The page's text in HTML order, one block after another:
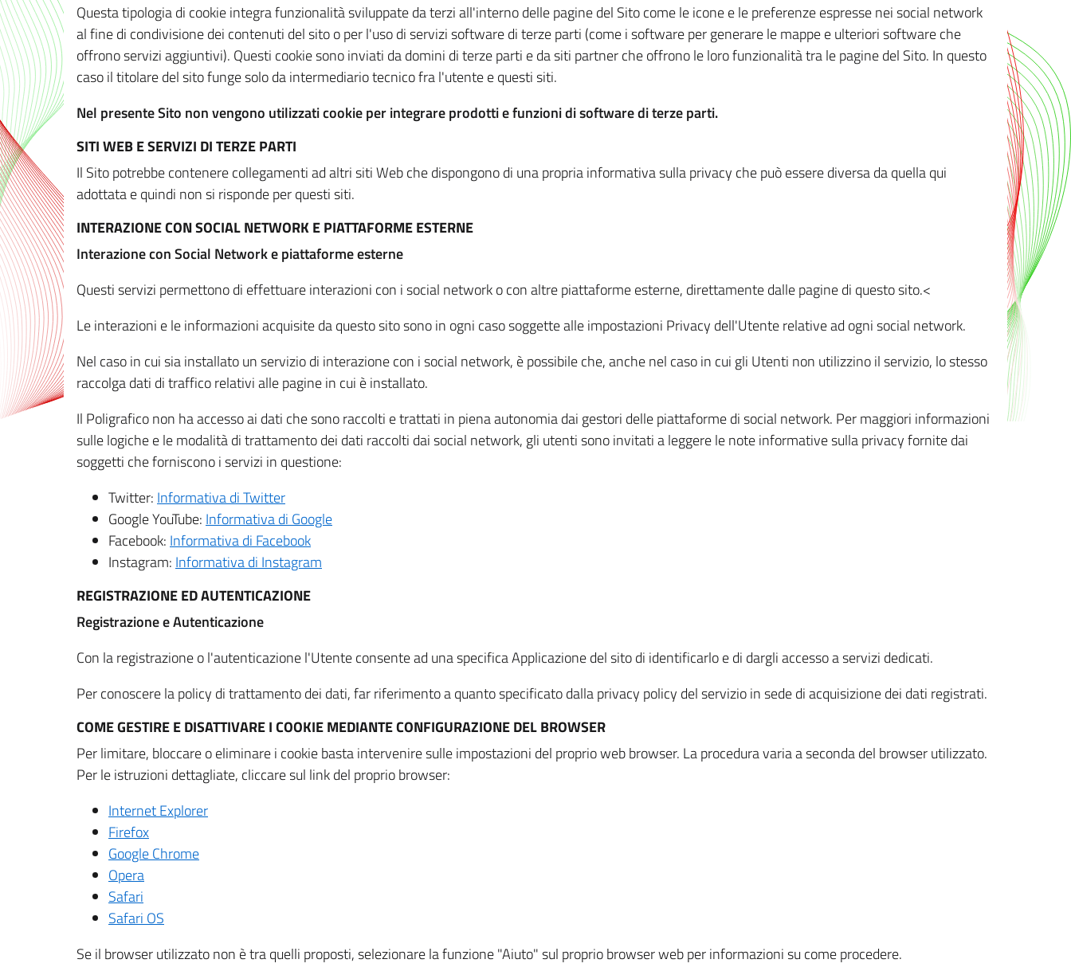
Questa tipologia di cookie integra funzionalità sviluppate da terzi all'interno delle pagine del Sito come le icone e le preferenze espresse nei social network
al fine di condivisione dei contenuti del sito o per l'uso di servizi software di terze parti (come i software per generare le mappe e ulteriori software che
offrono servizi aggiuntivi). Questi cookie sono inviati da domini di terze parti e da siti partner che offrono le loro funzionalità tra le pagine del Sito. In questo
caso il titolare del sito funge solo da intermediario tecnico fra l'utente e questi siti.
Nel presente Sito non vengono utilizzati cookie per integrare prodotti e funzioni di software di terze parti.
SITI WEB E SERVIZI DI TERZE PARTI
Il Sito potrebbe contenere collegamenti ad altri siti Web che dispongono di una propria informativa sulla privacy che può essere diversa da quella qui
adottata e quindi non si risponde per questi siti.
INTERAZIONE CON SOCIAL NETWORK E PIATTAFORME ESTERNE
Interazione con Social Network e piattaforme esterne
Questi servizi permettono di effettuare interazioni con i social network o con altre piattaforme esterne, direttamente dalle pagine di questo sito.<
Le interazioni e le informazioni acquisite da questo sito sono in ogni caso soggette alle impostazioni Privacy dell'Utente relative ad ogni social network.
Nel caso in cui sia installato un servizio di interazione con i social network, è possibile che, anche nel caso in cui gli Utenti non utilizzino il servizio, lo stesso
raccolga dati di traffico relativi alle pagine in cui è installato.
Il Poligrafico non ha accesso ai dati che sono raccolti e trattati in piena autonomia dai gestori delle piattaforme di social network. Per maggiori informazioni
sulle logiche e le modalità di trattamento dei dati raccolti dai social network, gli utenti sono invitati a leggere le note informative sulla privacy fornite dai
soggetti che forniscono i servizi in questione:
Twitter: Informativa di Twitter
Google YouTube: Informativa di Google
Facebook: Informativa di Facebook
Instagram: Informativa di Instagram
REGISTRAZIONE ED AUTENTICAZIONE
Registrazione e Autenticazione
Con la registrazione o l'autenticazione l'Utente consente ad una specifica Applicazione del sito di identificarlo e di dargli accesso a servizi dedicati.
Per conoscere la policy di trattamento dei dati, far riferimento a quanto specificato dalla privacy policy del servizio in sede di acquisizione dei dati registrati.
COME GESTIRE E DISATTIVARE I COOKIE MEDIANTE CONFIGURAZIONE DEL BROWSER
Per limitare, bloccare o eliminare i cookie basta intervenire sulle impostazioni del proprio web browser. La procedura varia a seconda del browser utilizzato.
Per le istruzioni dettagliate, cliccare sul link del proprio browser:
Internet Explorer
Firefox
Google Chrome
Opera
Safari
Safari OS
Se il browser utilizzato non è tra quelli proposti, selezionare la funzione "Aiuto" sul proprio browser web per informazioni su come procedere.